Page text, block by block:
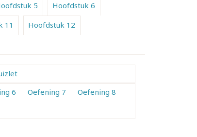
5
Hoofdstuk 6
11
Hoofdstuk 12
6 Oefening 7
Oefening 8